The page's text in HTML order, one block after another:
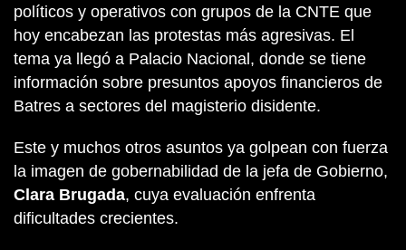
políticos y operativos con grupos de la CNTE que
hoy encabezan las protestas más agresivas. El
tema ya llegó a Palacio Nacional, donde se tiene
información sobre presuntos apoyos financieros de
Batres a sectores del magisterio disidente.
Este y muchos otros asuntos ya golpean con fuerza
la imagen de gobernabilidad de la jefa de Gobierno,
Clara Brugada, cuya evaluación enfrenta
dificultades crecientes.